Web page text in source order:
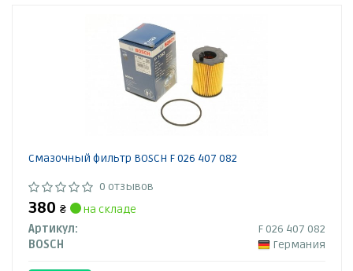
Смазочный фильтр BOSCH F 026 407 082
0 отзывов
380 ₴
на складе
Артикул:
F 026 407 082
BOSCH
Германия